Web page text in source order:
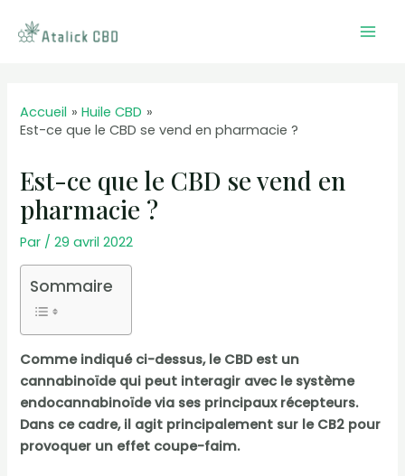
Accueil
Huile CBD
Est-ce que le CBD se vend en pharmacie ?
Est-ce que le CBD se vend en
pharmacie ?
Par /29 avril 2022
Sommaire
Comme indiqué ci-dessus, le CBD est un
cannabinoïde qui peut interagir avec le système
endocannabinoïde via ses principaux récepteurs.
Dans ce cadre, il agit principalement sur le CB2 pour
provoquer un effet coupe-faim.